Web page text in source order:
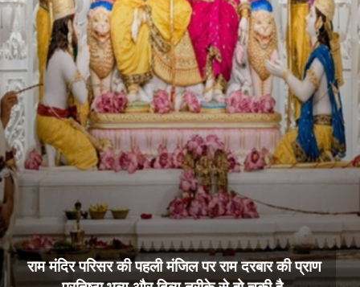
राम मंदिर परिसर की पहली मंजिल पर राम दरबार की प्राण